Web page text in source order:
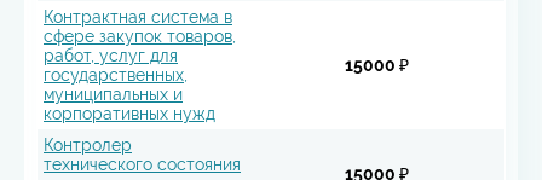
Контрактная система в
сфере закупок товаров,
работ, услуг для
государственных,
муниципальных и
корпоративных нужд
15000 ₽
Контролер
технического состояния
15000 ₽